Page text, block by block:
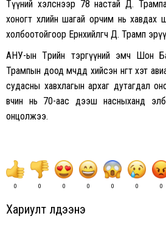
Түүний хэлснээр 78 настай Д.
хоногт хөлийн шагай орчим нь
холбоотойгоор Ерөнхийлөгч Д. Трамп
АНУ-ын Төрийн тэргүүний эмч Шон
Трампын доод мөчдөд хийсэн өнгөт хэт
судасны хавхлагын архаг дутагдал
өвчин нь 70-аас дээш насныханд
онцолжээ.
0 0 0 0 0 0 0
Хариулт үлдээнэ үү